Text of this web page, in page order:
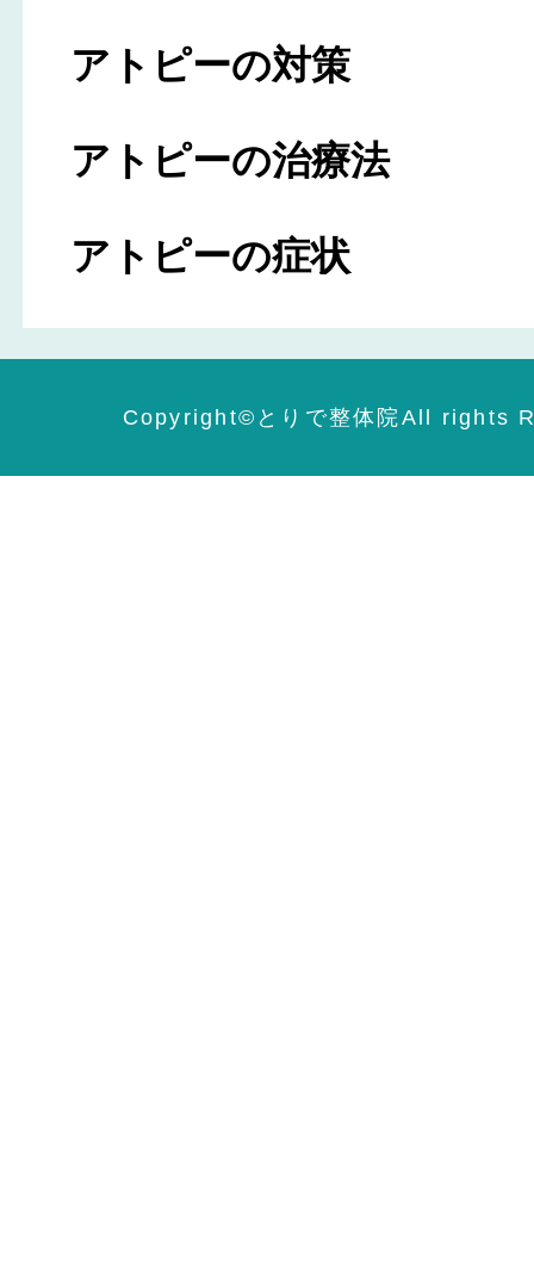
アトピーの対策
アトピーの治療法
アトピーの症状
Copyright©️とりで整体院All rights